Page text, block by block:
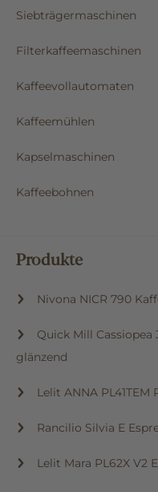
Siebträgermaschinen
Filterkaffeemaschinen
Kaffeevollautomaten
Kaffeemühlen
Kapselmaschinen
Kaffeebohnen
Produkte
Nivona NICR 790
Quick Mill Cassiopea
glänzend
Lelit ANNA
Rancilio Silvia E
Lelit Mara PL62X V2